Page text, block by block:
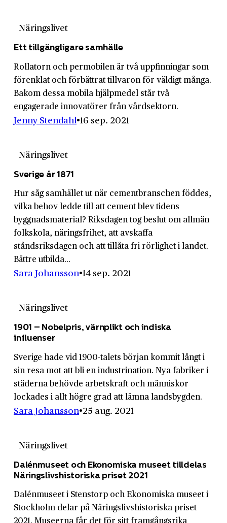
Näringslivet
Ett tillgängligare samhälle
Rollatorn och permobilen är två uppfinningar som
förenklat och förbättrat tillvaron för väldigt många.
Bakom dessa mobila hjälpmedel står två
engagerade innovatörer från vårdsektorn.
Jenny Stendahl 16 sep. 2021
Näringslivet
Sverige år 1871
Hur såg samhället ut när cementbranschen föddes,
vilka behov ledde till att cement blev tidens
byggnadsmaterial? Riksdagen tog beslut om allmän
folkskola, näringsfrihet, att avskaffa
ståndsriksdagen och att tillåta fri rörlighet i landet.
Bättre utbilda...
Sara Johansson 14 sep. 2021
Näringslivet
1901 – Nobelpris, värnplikt och indiska
influenser
Sverige hade vid 1900-talets början kommit långt i
sin resa mot att bli en industrination. Nya fabriker i
städerna behövde arbetskraft och människor
lockades i allt högre grad att lämna landsbygden.
Sara Johansson 25 aug. 2021
Näringslivet
Dalénmuseet och Ekonomiska museet tilldelas
Näringslivshistoriska priset 2021
Dalénmuseet i Stenstorp och Ekonomiska museet i
Stockholm delar på Näringslivshistoriska priset
2021. Museerna får det för sitt framgångsrika